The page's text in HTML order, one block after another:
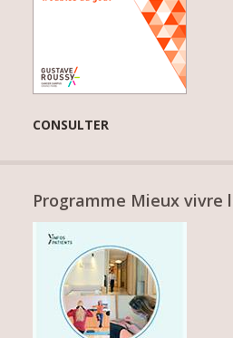
CONSULTER
Programme Mieux vivre